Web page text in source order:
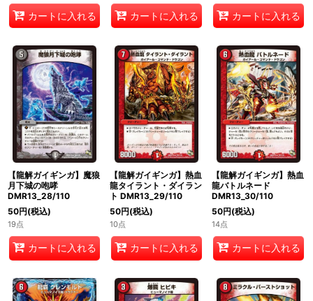
カートに入れる カートに入れる カートに入れる
【龍解ガイギンガ】魔狼
月下城の咆哮
DMR13_28/110
50円(税込)
19点
カートに入れる
【龍解ガイギンガ】熱血
龍タイラント・ダイラン
ト DMR13_29/110
50円(税込)
10点
カートに入れる
【龍解ガイギンガ】熱血
龍バトルネード
DMR13_30/110
50円(税込)
14点
カートに入れる